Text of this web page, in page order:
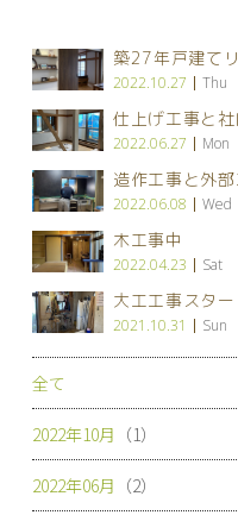
築27年戸建て
2022.10.27 Thu
仕上げ工事と
2022.06.27 Mon
造作工事と外
2022.06.08 Wed
木工事中
2022.04.23 Sat
大工工事スター
2021.10.31 Sun
全て
2022年10月 （1）
2022年06月 （2）